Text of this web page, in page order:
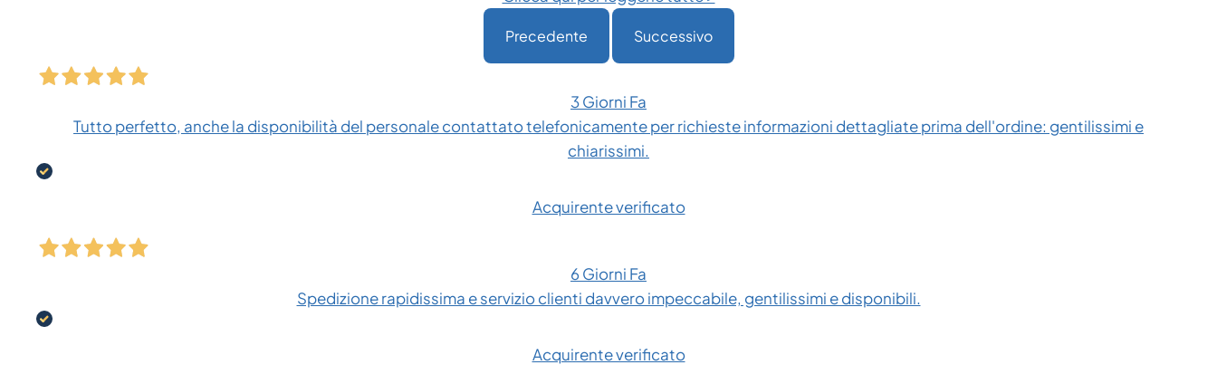
Precedente Successivo
3 Giorni Fa
Tutto perfetto, anche la disponibilità del personale contattato telefonicamente per richieste informazioni dettagliate prima dell'ordine: gentilissimi e
chiarissimi.
Acquirente verificato
6 Giorni Fa
Spedizione rapidissima e servizio clienti davvero impeccabile, gentilissimi e disponibili.
Acquirente verificato